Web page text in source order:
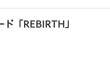
「REBIRTH」